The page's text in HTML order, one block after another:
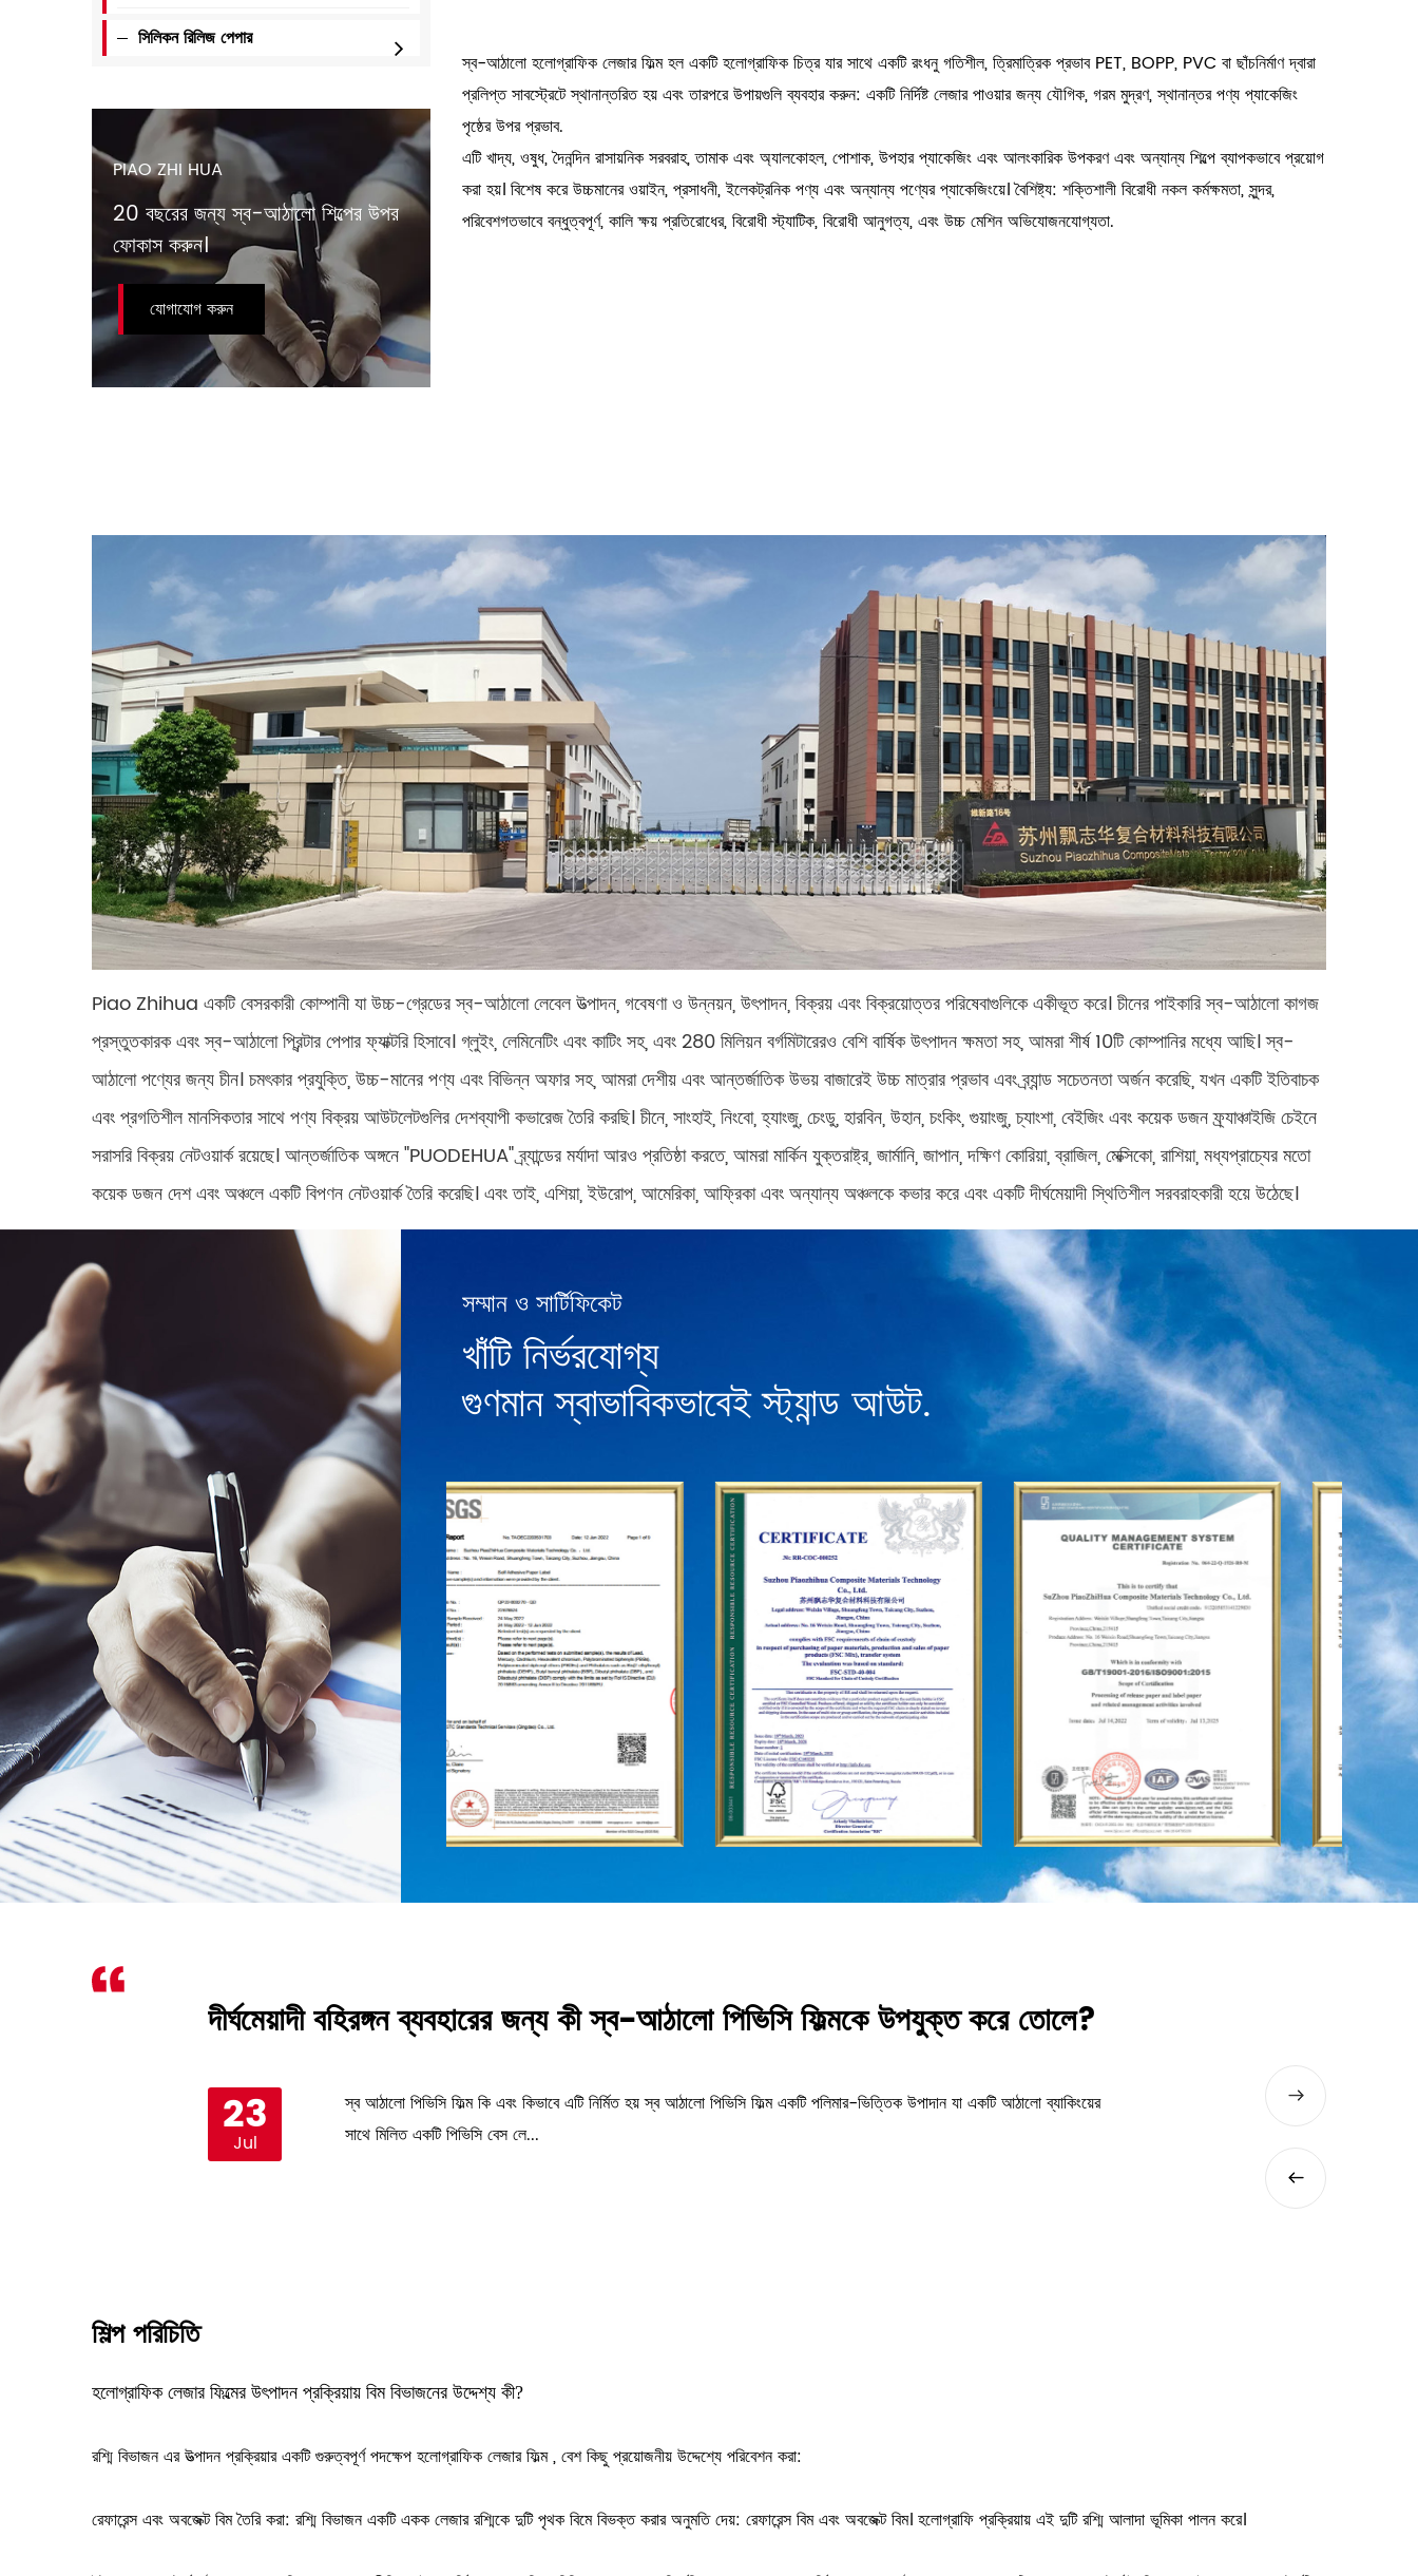
সিলিকন রিলিজ পেপার
PIAO ZHI HUA
20 বছরের জন্য স্ব-আঠালো শিল্পের উপর
ফোকাস করুন।
যোগাযোগ করুন
স্ব-আঠালো হলোগ্রাফিক লেজার ফিল্ম হল একটি হলোগ্রাফিক চিত্র যার সাথে একটি রংধনু গতিশীল, ত্রিমাত্রিক প্রভাব PET, BOPP, PVC বা ছাঁচনির্মাণ দ্বারা
প্রলিপ্ত সাবস্ট্রেটে স্থানান্তরিত হয় এবং তারপরে উপায়গুলি ব্যবহার করুন: একটি নির্দিষ্ট লেজার পাওয়ার জন্য যৌগিক, গরম মুদ্রণ, স্থানান্তর পণ্য প্যাকেজিং
পৃষ্ঠের উপর প্রভাব.
এটি খাদ্য, ওষুধ, দৈনন্দিন রাসায়নিক সরবরাহ, তামাক এবং অ্যালকোহল, পোশাক, উপহার প্যাকেজিং এবং আলংকারিক উপকরণ এবং অন্যান্য শিল্পে ব্যাপকভাবে প্রয়োগ
করা হয়। বিশেষ করে উচ্চমানের ওয়াইন, প্রসাধনী, ইলেকট্রনিক পণ্য এবং অন্যান্য পণ্যের প্যাকেজিংয়ে। বৈশিষ্ট্য: শক্তিশালী বিরোধী নকল কর্মক্ষমতা, সুন্দর,
পরিবেশগতভাবে বন্ধুত্বপূর্ণ, কালি ক্ষয় প্রতিরোধের, বিরোধী স্ট্যাটিক, বিরোধী আনুগত্য, এবং উচ্চ মেশিন অভিযোজনযোগ্যতা.
Piao Zhihua একটি বেসরকারী কোম্পানী যা উচ্চ-গ্রেডের স্ব-আঠালো লেবেল উত্পাদন, গবেষণা ও উন্নয়ন, উৎপাদন, বিক্রয় এবং বিক্রয়োত্তর পরিষেবাগুলিকে একীভূত করে। চীনের পাইকারি স্ব-আঠালো কাগজ
প্রস্তুতকারক এবং স্ব-আঠালো প্রিন্টার পেপার ফ্যাক্টরি হিসাবে। গ্লুইং, লেমিনেটিং এবং কাটিং সহ, এবং 280 মিলিয়ন বর্গমিটারেরও বেশি বার্ষিক উৎপাদন ক্ষমতা সহ, আমরা শীর্ষ 10টি কোম্পানির মধ্যে আছি। স্ব-
আঠালো পণ্যের জন্য চীন। চমৎকার প্রযুক্তি, উচ্চ-মানের পণ্য এবং বিভিন্ন অফার সহ, আমরা দেশীয় এবং আন্তর্জাতিক উভয় বাজারেই উচ্চ মাত্রার প্রভাব এবং ব্র্যান্ড সচেতনতা অর্জন করেছি, যখন একটি ইতিবাচক
এবং প্রগতিশীল মানসিকতার সাথে পণ্য বিক্রয় আউটলেটগুলির দেশব্যাপী কভারেজ তৈরি করছি। চীনে, সাংহাই, নিংবো, হ্যাংজু, চেংডু, হারবিন, উহান, চংকিং, গুয়াংজু, চ্যাংশা, বেইজিং এবং কয়েক ডজন ফ্র্যাঞ্চাইজি চেইনে
সরাসরি বিক্রয় নেটওয়ার্ক রয়েছে। আন্তর্জাতিক অঙ্গনে "PUODEHUA" ব্র্যান্ডের মর্যাদা আরও প্রতিষ্ঠা করতে, আমরা মার্কিন যুক্তরাষ্ট্র, জার্মানি, জাপান, দক্ষিণ কোরিয়া, ব্রাজিল, মেক্সিকো, রাশিয়া, মধ্যপ্রাচ্যের মতো
কয়েক ডজন দেশ এবং অঞ্চলে একটি বিপণন নেটওয়ার্ক তৈরি করেছি। এবং তাই, এশিয়া, ইউরোপ, আমেরিকা, আফ্রিকা এবং অন্যান্য অঞ্চলকে কভার করে এবং একটি দীর্ঘমেয়াদী স্থিতিশীল সরবরাহকারী হয়ে উঠেছে।
সম্মান ও সার্টিফিকেট
খাঁটি নির্ভরযোগ্য
গুণমান স্বাভাবিকভাবেই স্ট্যান্ড আউট.
দীর্ঘমেয়াদী বহিরঙ্গন ব্যবহারের জন্য কী স্ব-আঠালো পিভিসি ফিল্মকে উপযুক্ত করে তোলে?
23
Jul
স্ব আঠালো পিভিসি ফিল্ম কি এবং কিভাবে এটি নির্মিত হয় স্ব আঠালো পিভিসি ফিল্ম একটি পলিমার-ভিত্তিক উপাদান যা একটি আঠালো ব্যাকিংয়ের
সাথে মিলিত একটি পিভিসি বেস লে...
কিভাবে স্ব-আঠালো
দিয়ে শুরু হয় যা একটি ক্যারি...
শিল্প পরিচিতি
হলোগ্রাফিক লেজার ফিল্মের উৎপাদন প্রক্রিয়ায় বিম বিভাজনের উদ্দেশ্য কী?
রশ্মি বিভাজন এর উত্পাদন প্রক্রিয়ার একটি গুরুত্বপূর্ণ পদক্ষেপহলোগ্রাফিক লেজার ফিল্ম, বেশ কিছু প্রয়োজনীয় উদ্দেশ্যে পরিবেশন করা:
রেফারেন্স এবং অবজেক্ট বিম তৈরি করা: রশ্মি বিভাজন একটি একক লেজার রশ্মিকে দুটি পৃথক বিমে বিভক্ত করার অনুমতি দেয়: রেফারেন্স বিম এবং অবজেক্ট বিম। হলোগ্রাফি প্রক্রিয়ায় এই দুটি রশ্মি আলাদা ভূমিকা পালন করে।